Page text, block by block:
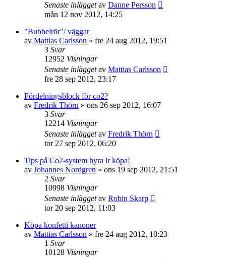
Senaste inläggetav Danne Persson
mån 12 nov 2012, 14:25
"Bubbelrör"/ väggar
av Mattias Carlsson » fre 24 aug 2012, 19:51
3 Svar
12952 Visningar
Senaste inläggetav Mattias Carlsson
fre 28 sep 2012, 23:17
Fördelningsblock för co2?
av Fredrik Thörn » ons 26 sep 2012, 16:07
3 Svar
12214 Visningar
Senaste inläggetav Fredrik Thörn
tor 27 sep 2012, 06:20
Tips på Co2-system hyra lr köpa!
av Johannes Nordgren » ons 19 sep 2012, 21:51
2 Svar
10998 Visningar
Senaste inläggetav Robin Skarp
tor 20 sep 2012, 11:03
Köpa konfetti kanoner
av Mattias Carlsson » fre 24 aug 2012, 10:23
1 Svar
10128 Visningar